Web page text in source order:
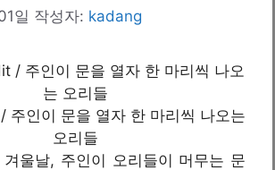
일 작성자: kadang
주인이 문을 열자 한 마리씩 나오는
오리들
울날, 주인이 오리들이 머무는 문